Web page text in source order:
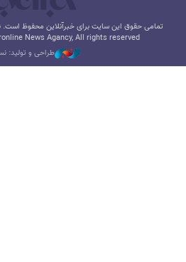
تمامی حقوق این سایت برای خبرآنلاین محفوظ است.
News Agancy, All rights reserved
طراحی و تولید: